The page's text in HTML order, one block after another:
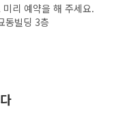
리 예약을 해 주세요.
동빌딩 3층